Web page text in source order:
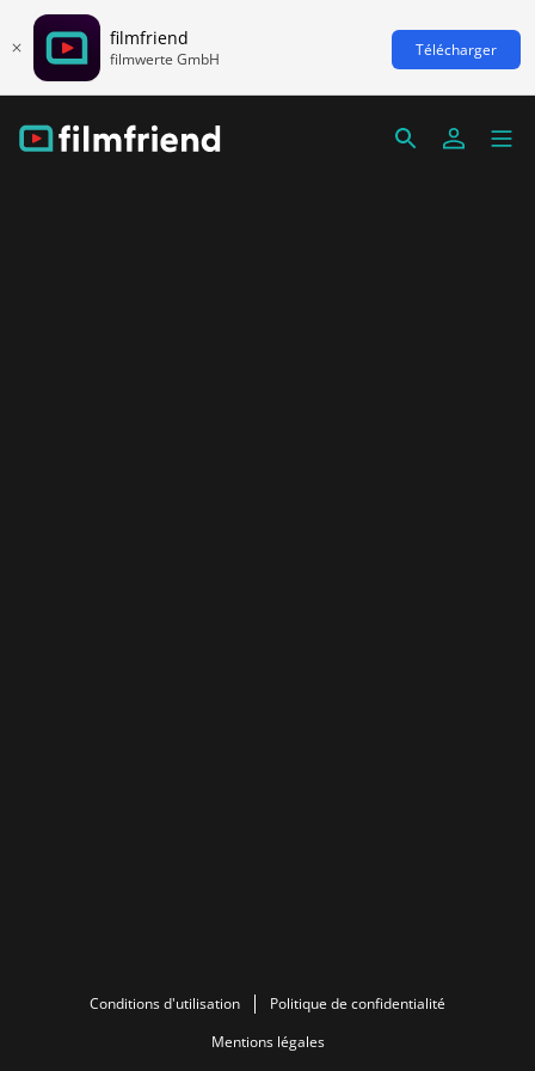
filmfriend
filmwerte GmbH Télécharger
Conditions d'utilisation
Politique de confidentialité
Mentions légales